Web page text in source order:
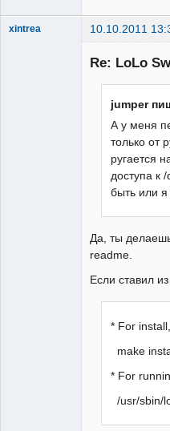
xintrea 10.10.2011
Re: LoLo
jumper
А у меня
только от
ругается
доступа к
быть или я
Да, ты
readme.
Если ставил
* For
make
* For
/usr/sbin/